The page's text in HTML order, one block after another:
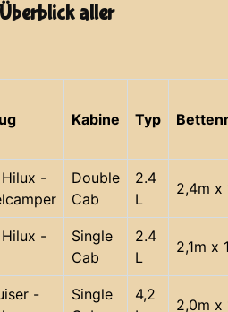
aller
Kabine Typ
-
Double
Cab
2.4
L
2,4m x
-
Single
Cab
2.4
L
2,1m x
-
Single
4,2
2,0m x